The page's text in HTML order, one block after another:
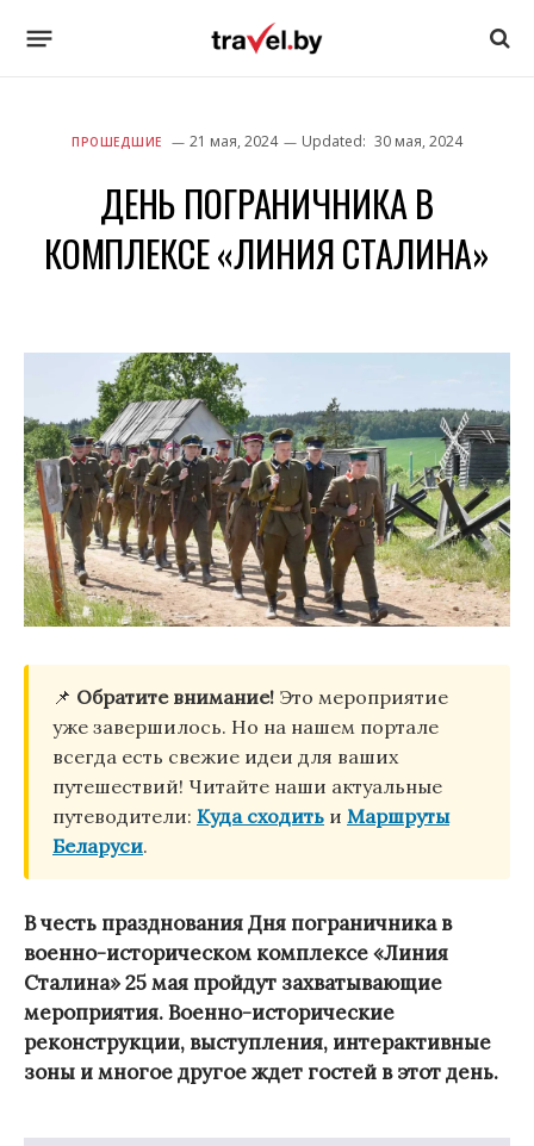
ПРОШЕДШИЕ 21 мая, 2024 Updated: 30 мая, 2024
ДЕНЬ ПОГРАНИЧНИКА В
КОМПЛЕКСЕ «ЛИНИЯ СТАЛИНА»
📌 Обратите внимание! Это мероприятие
уже завершилось. Но на нашем портале
всегда есть свежие идеи для ваших
путешествий! Читайте наши актуальные
путеводители: Куда сходить и Маршруты
Беларуси.
В честь празднования Дня пограничника в
военно-историческом комплексе «Линия
Сталина» 25 мая пройдут захватывающие
мероприятия. Военно-исторические
реконструкции, выступления, интерактивные
зоны и многое другое ждет гостей в этот день.